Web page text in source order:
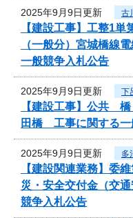
2025年9月9日更新 古
【建設工事】工整1
（一般分）宮城橋線
一般競争入札公告
2025年9月9日更新 下
【建設工事】公共
田橋 工事に関する一
2025年9月9日更新 多
【建設関連業務】
災・安全交付金（交
競争入札公告